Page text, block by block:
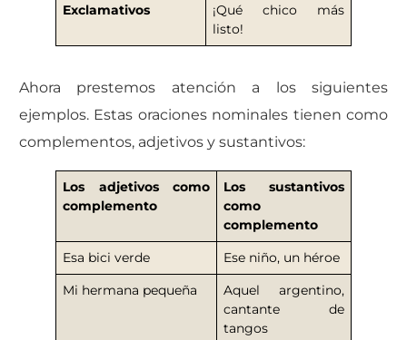
Exclamativos
¡Qué chico más
listo!
Ahora prestemos atención a los siguientes
ejemplos. Estas oraciones nominales tienen como
complementos, adjetivos y sustantivos:
Los adjetivos como
complemento
Los sustantivos
como
complemento
Esa bici verde
Ese niño, un héroe
Mi hermana pequeña
Aquel argentino,
cantante de
tangos